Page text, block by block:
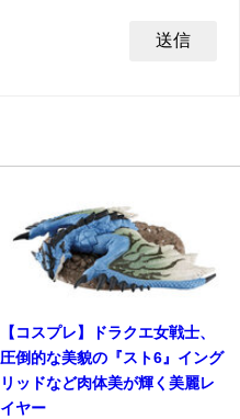
【コスプレ】ドラクエ女戦士、
圧倒的な美貌の『スト6』イング
リッドなど肉体美が輝く美麗レ
イヤー